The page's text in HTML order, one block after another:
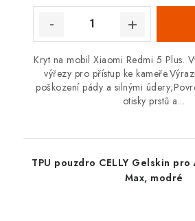
Kryt na mobil Xiaomi Redmi 5 Plus.
výřezy pro přístup ke
poškození pády a silnými
otisky prstů a...
TPU pouzdro CELLY Gelskin pro
Max, modré